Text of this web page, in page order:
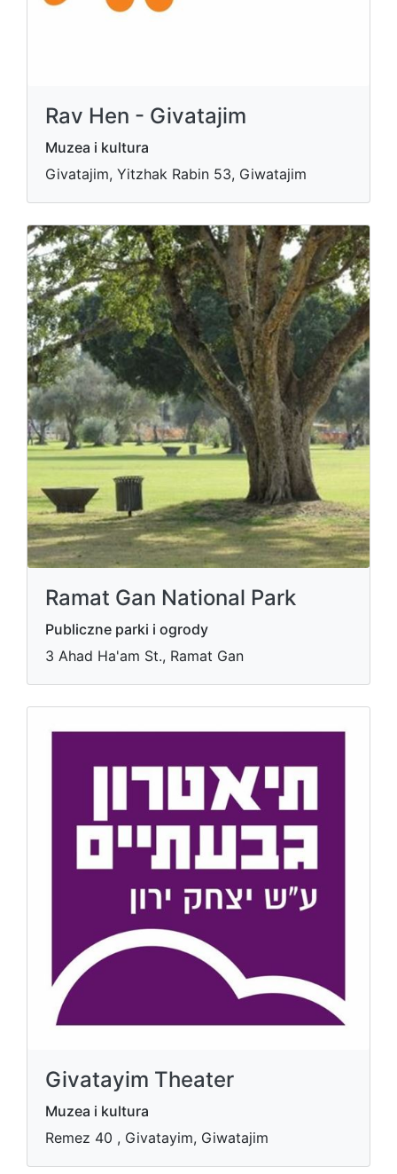
Rav Hen - Givatajim
Muzea i kultura
Givatajim, Yitzhak Rabin 53, Giwatajim
Ramat Gan National Park
Publiczne parki i ogrody
3 Ahad Ha'am St., Ramat Gan
Givatayim Theater
Muzea i kultura
Remez 40 , Givatayim, Giwatajim